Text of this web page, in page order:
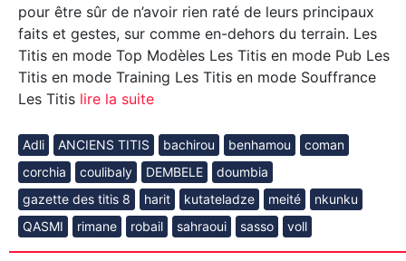
pour être sûr de n’avoir rien raté de leurs principaux
faits et gestes, sur comme en-dehors du terrain. Les
Titis en mode Top Modèles Les Titis en mode Pub Les
Titis en mode Training Les Titis en mode Souffrance
Les Titis lire la suite
Adli ANCIENS TITIS bachirou benhamou
coman
corchia
coulibaly DEMBELE
doumbia
gazette des titis 8
harit kutateladze meité
nkunku
QASMI
rimane robail sahraoui sasso voll